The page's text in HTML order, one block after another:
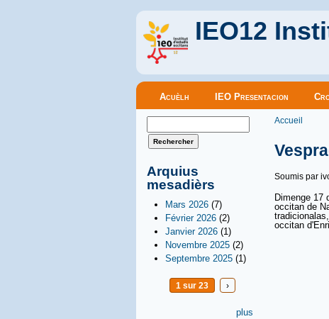
IEO12
Menu principal
Acuèlh IEO Presentacion
Formulaire de recherche
Arquius
mesadièrs
Mars 2026 (7)
Février 2026 (2)
Janvier 2026 (1)
Novembre 2025 (2)
Septembre 2025 (1)
1 sur 23 ›
plus
Vous êtes
Accueil
Soumis par
Dimenge 17
occitan de
occitan